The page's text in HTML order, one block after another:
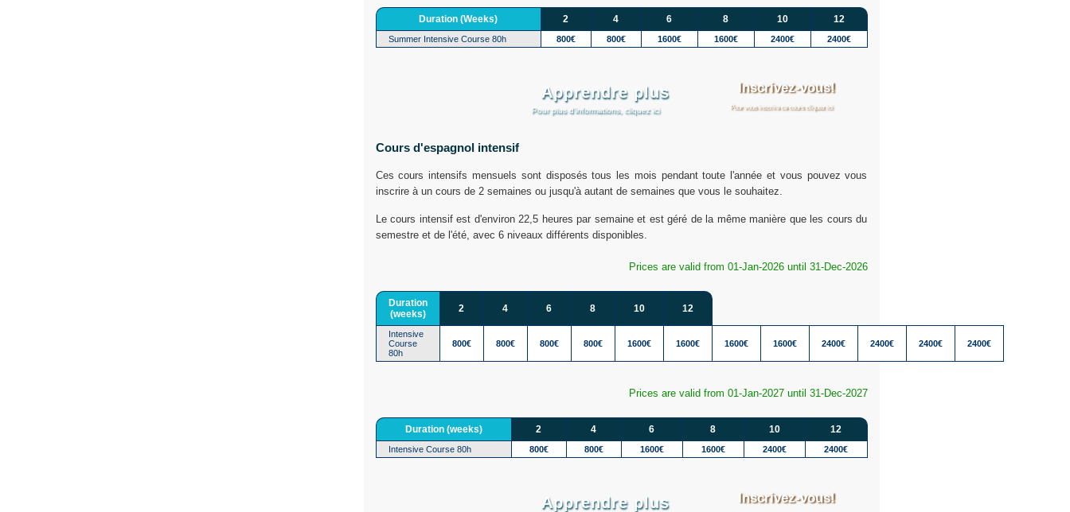
Duration (Weeks) 2 4 6 8 10 12
Summer Intensive Course 80h 800€ 800€ 1600€ 1600€ 2400€ 2400€
Apprendre plus
Pour plus d’informations, cliquez ici
Inscrivez-vous!
Pour vous inscrire ce cours cliquez ici
Cours d'espagnol intensif
Ces cours intensifs mensuels sont disposés tous les mois pendant toute l'année et vous pouvez vous
inscrire à un cours de 2 semaines ou jusqu'à autant de semaines que vous le souhaitez.
Le cours intensif est d'environ 22,5 heures par semaine et est géré de la même manière que les cours du
semestre et de l'été, avec 6 niveaux différents disponibles.
Prices are valid from 01-Jan-2026 until 31-Dec-2026
Duration
(weeks)
2 4 6 8 10 12
Intensive
Course
80h
800€ 800€ 800€ 800€ 1600€ 1600€ 1600€ 1600€ 2400€ 2400€ 2400€ 2400€
Prices are valid from 01-Jan-2027 until 31-Dec-2027
Duration (weeks) 2 4 6 8 10 12
Intensive Course 80h 800€ 800€ 1600€ 1600€ 2400€ 2400€
Apprendre plus Inscrivez-vous!